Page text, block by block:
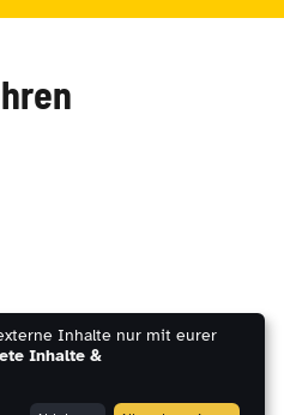
Inhalte nur mit eurer
Inhalte &